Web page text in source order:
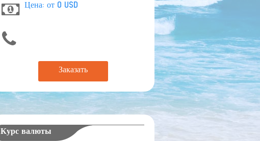
Цена: от 0 USD
Заказать
Курс валюты